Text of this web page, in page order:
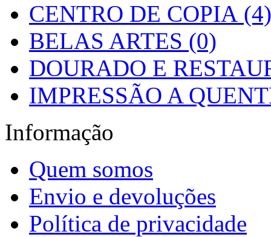
CENTRO DE COPIA (4)
BELAS ARTES (0)
DOURADO E
IMPRESSÃO A
Informação
Quem somos
Envio e devoluções
Política de privacidade